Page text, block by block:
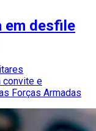
em desfile
convite e
Forças Armadas